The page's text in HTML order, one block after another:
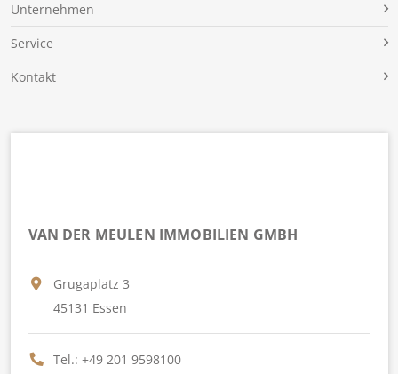
Unternehmen
Service
Kontakt
VAN DER MEULEN IMMOBILIEN GMBH
Grugaplatz 3
45131 Essen
Tel.: +49 201 9598100